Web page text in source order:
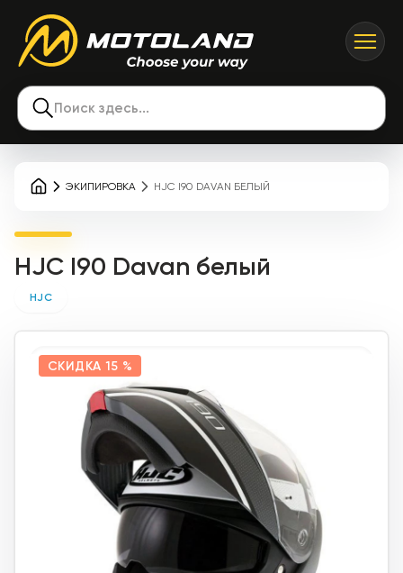
Поиск здесь...
ЭКИПИРОВКА HJC I90 DAVAN БЕЛЫЙ
HJC I90 Davan белый
HJC
СКИДКА 15 %